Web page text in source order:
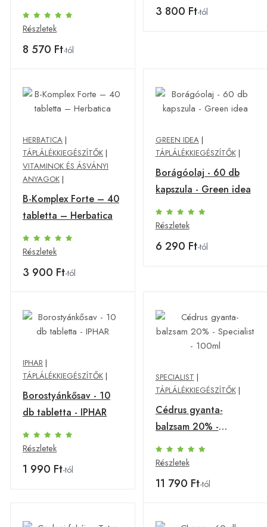
tabletta - TML
Részletek
8 570 Ft-tól
3 800 Ft-tól
HERBATICA |
TÁPLÁLÉKKIEGÉSZÍTŐK |
VITAMINOK ÉS ÁSVÁNYI
ANYAGOK |
B-Komplex Forte – 40
tabletta – Herbatica
Részletek
3 900 Ft-tól
GREEN IDEA|
TÁPLÁLÉKKIEGÉSZÍTŐK|
Borágóolaj - 60 db
kapszula - Green idea
Részletek
6 290 Ft-tól
IPHAR |
TÁPLÁLÉKKIEGÉSZÍTŐK |
Borostyánkősav - 10
db tabletta - IPHAR
Részletek
1 990 Ft-tól
SPECIALIST |
TÁPLÁLÉKKIEGÉSZÍTŐK|
Cédrus gyanta-
balzsam 20% -
Specialist - 100ml
Részletek
11 790 Ft-tól